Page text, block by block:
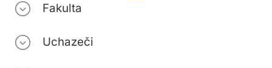
Fakulta
Uchazeči